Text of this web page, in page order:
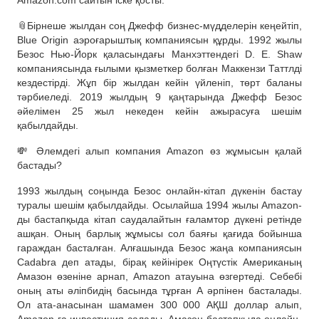
📎Бірнеше жылдан соң Джефф бизнес-мүдделерін кеңейтіп,
Blue Origin аэроғарыштық компаниясын құрды. 1992 жылы
Безос Нью-Йорк қаласындағы Манхэттендегі D. E. Shaw
компаниясында ғылыми қызметкер болған Маккензи Таттлді
кездестірді. Жұп бір жылдан кейін үйленіп, төрт баланы
тәрбиеледі. 2019 жылдың 9 қаңтарында Джефф Безос
әйелімен 25 жыл некеден кейін ажырасуға шешім
қабылдайды.
💸 Әлемдегі алып компания Amazon өз жұмысын қалай
бастады?
1993 жылдың соңында Безос онлайн-кітап дүкенін бастау
туралы шешім қабылдайды. Осылайша 1994 жылы Amazon-
ды бастапқыда кітап саудалайтын ғаламтор дүкені ретінде
ашқан. Оның барлық жұмысы сол баяғы қағида бойынша
гараждан басталған. Алғашында Безос жаңа компаниясын
Cadabra деп атады, бірақ кейінірек Оңтүстік Американың
Амазон өзеніне арнап, Amazon атауына өзгертеді. Себебі
оның аты әліпбидің басында тұрған А әрпінен басталады.
Ол ата-анасынан шамамен 300 000 АҚШ доллар алып,